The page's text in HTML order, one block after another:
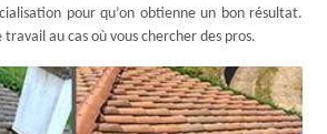
pour qu’on obtienne un bon résultat.
au cas où vous chercher des pros.